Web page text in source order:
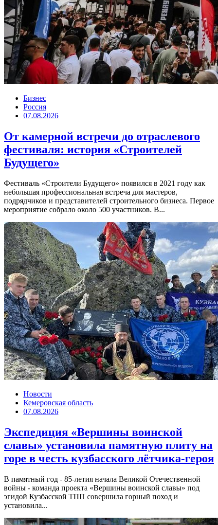
Бизнес
Россия
07.08.2026
От камерной встречи до отраслевого
фестиваля: история «Строителей
Будущего»
Фестиваль «Строители Будущего» появился в 2021 году как
небольшая профессиональная встреча для мастеров,
подрядчиков и представителей строительного бизнеса. Первое
мероприятие собрало около 500 участников. В...
Новости
Кемеровская область
07.08.2026
Экспедиция «Вершины воинской
славы» установила памятную плиту на
горе в честь кузбасского лётчика-героя
В памятный год - 85-летия начала Великой Отечественной
войны - команда проекта «Вершины воинской славы» под
эгидой Кузбасской ТПП совершила горный поход и
установила...